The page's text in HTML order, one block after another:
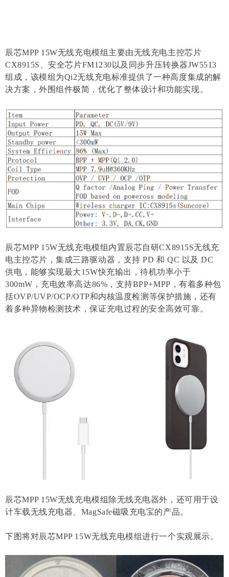
辰芯MPP 15W无线充电模组主要由无线充电主控芯片
CX8915S、安全芯片FM1230以及同步升压转换器JW5513
组成，该模组为Qi2无线充电标准提供了一种高度集成的解
决方案，外围组件极简，优化了整体设计和功能实现。
辰芯MPP 15W无线充电模组内置辰芯自研CX8915S无线充
电主控芯片，集成三路驱动器，支持 PD 和 QC 以及 DC
供电，能够实现最大15W快充输出，待机功率小于
300mW，充电效率高达86%，支持BPP+MPP，有着多种包
括OVP/UVP/OCP/OTP和内核温度检测等保护措施，还有
着多种异物检测技术，保证充电过程的安全高效可靠。
辰芯MPP 15W无线充电模组除无线充电器外，还可用于设
计车载无线充电器、MagSafe磁吸充电宝的产品。
下图将对辰芯MPP 15W无线充电模组进行一个实观展示。